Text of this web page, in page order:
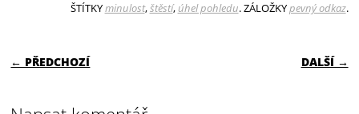
ŠTÍTKYminulost,štěstí, úhel pohledu. ZÁLOŽKYpevný odkaz.
NAVIGACE PRO PŘÍSPĚVKY
← PŘEDCHOZÍ DALŠÍ →